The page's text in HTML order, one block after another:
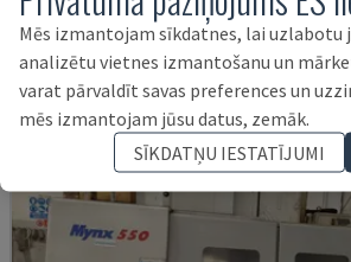
VĀCIJA 2021 6.000 HRS
Mēs izmantojam sīkdatnes, lai uzlabotu
analizētu vietnes izmantošanu un
varat pārvaldīt savas preferences un
mēs izmantojam jūsu datus, zemāk.
SĪKDATŅU IESTATĪJUMI